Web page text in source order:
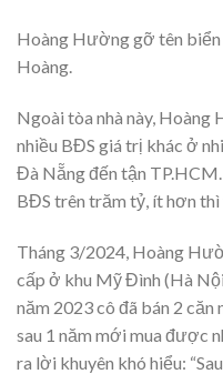
Hoàng Hường gỡ tên
Hoàng.
Ngoài tòa nhà này, Hoàng
nhiều BĐS giá trị khác ở
Đà Nẵng đến tận
BĐS trên trăm tỷ, ít hơn thì
Tháng 3/2024, Hoàng
cấp ở khu Mỹ Đình (Hà
năm 2023 cô đã bán 2 căn
sau 1 năm mới mua được
ra lời khuyên khó hiểu: